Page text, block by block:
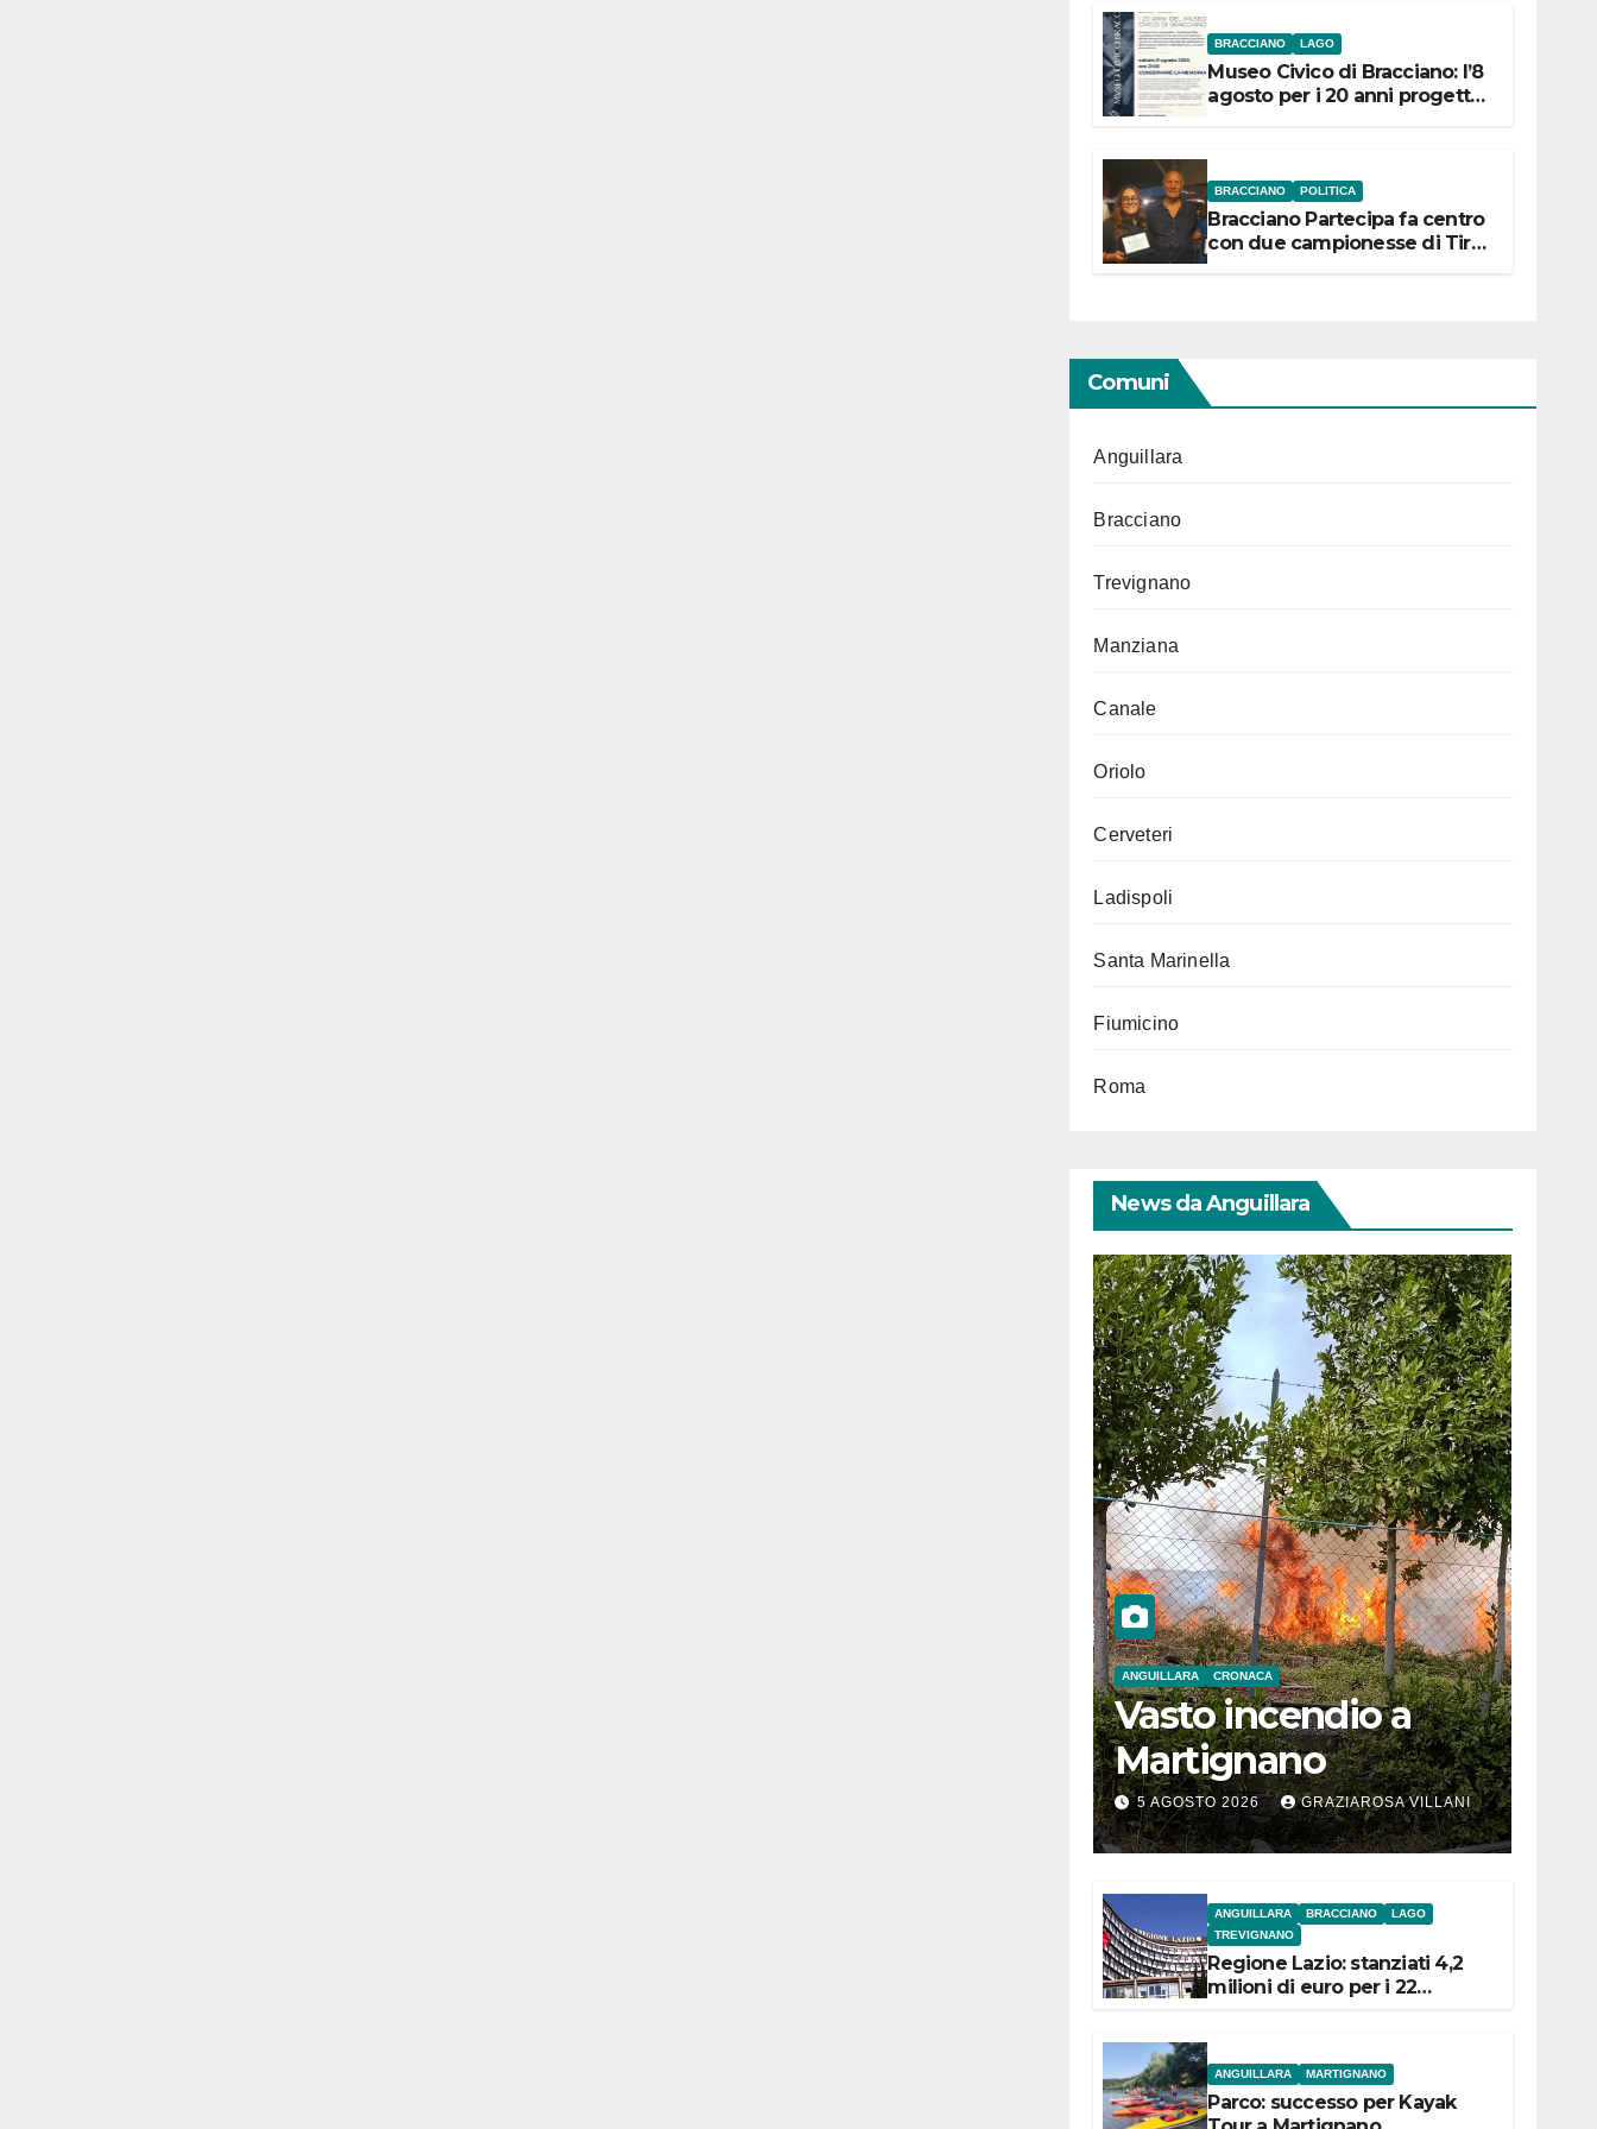
BRACCIANO LAGO
Museo Civico di Bracciano: l’8
agosto per i 20 anni progetto
BRACCIANO POLITICA
Bracciano Partecipa fa centro
con due campionesse di Tiro
Comuni
Anguillara
Bracciano
Trevignano
Manziana
Canale
Oriolo
Cerveteri
Ladispoli
Santa Marinella
Fiumicino
Roma
News da Anguillara
ANGUILLARA CRONACA
Vasto incendio a
Martignano
5 AGOSTO 2026 GRAZIAROSA VILLANI
ANGUILLARA BRACCIANO
LAGO
TREVIGNANO
Regione Lazio: stanziati 4,2
milioni di euro per i 22
ANGUILLARA MARTIGNANO
Parco: successo per Kayak